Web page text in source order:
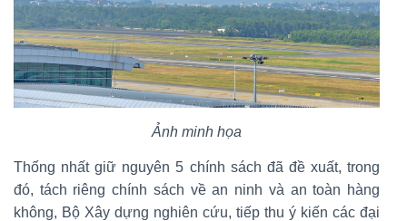
Ảnh minh họa
Thống nhất giữ nguyên 5 chính sách đã đề xuất, trong
đó, tách riêng chính sách về an ninh và an toàn hàng
không, Bộ Xây dựng nghiên cứu, tiếp thu ý kiến các đại